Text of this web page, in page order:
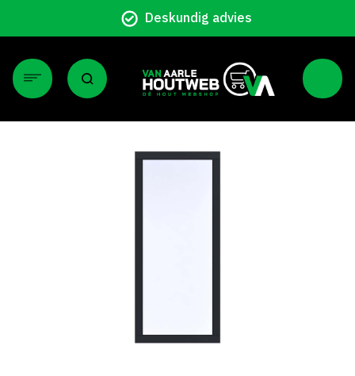
Deskundig advies